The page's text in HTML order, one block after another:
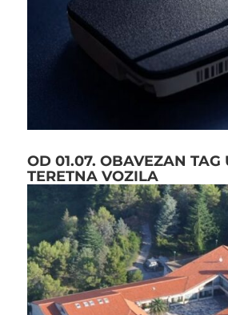
OD 01.07. OBAVEZAN
TERETNA VOZILA